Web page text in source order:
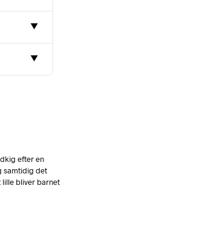
▼
▼
efter en
samtidig det
lille bliver barnet